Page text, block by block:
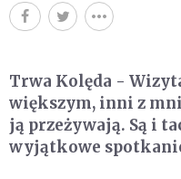
Trwa Kolęda -
większym, inni z
ją przeżywają. Są i
wyjątkowe